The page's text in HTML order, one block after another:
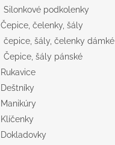
Silonkové podkolenky
Čepice, čelenky, šály
čepice, šály, čelenky dámké
Čepice, šály pánské
Rukavice
Deštníky
Manikúry
Klíčenky
Dokladovky